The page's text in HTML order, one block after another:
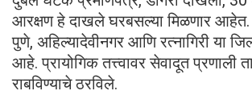
आरक्षण हे दाखले घरबसल्या मिळणार आहेत.
पुणे, अहिल्यादेवीनगर आणि रत्नागिरी या
आहे. प्रायोगिक तत्त्वावर सेवादूत प्रणाली
राबविण्याचे ठरविले.